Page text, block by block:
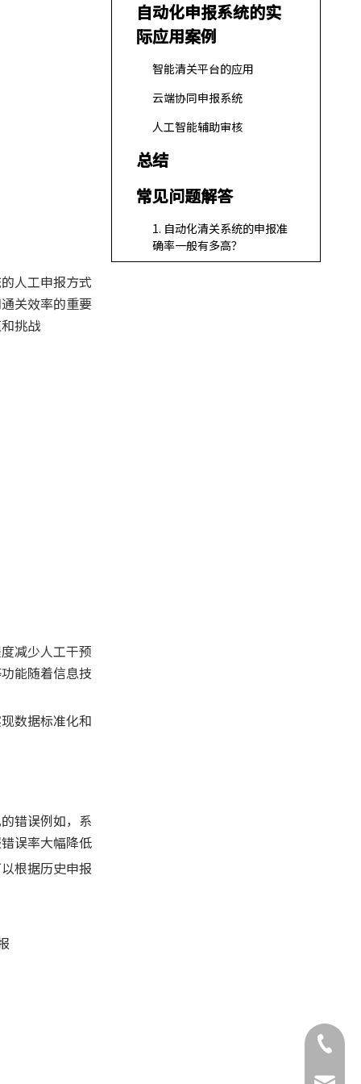
人工申报方式
关效率的重要
挑战
减少人工干预
能随着信息技
数据标准化和
错误例如，系
误率大幅降低
根据历史申报
自动化申报系统的实
际应用案例
智能清关平台的应用
云端协同申报系统
人工智能辅助审核
总结
常见问题解答
1. 自动化清关系统的申报准
确率一般有多高？
+86-